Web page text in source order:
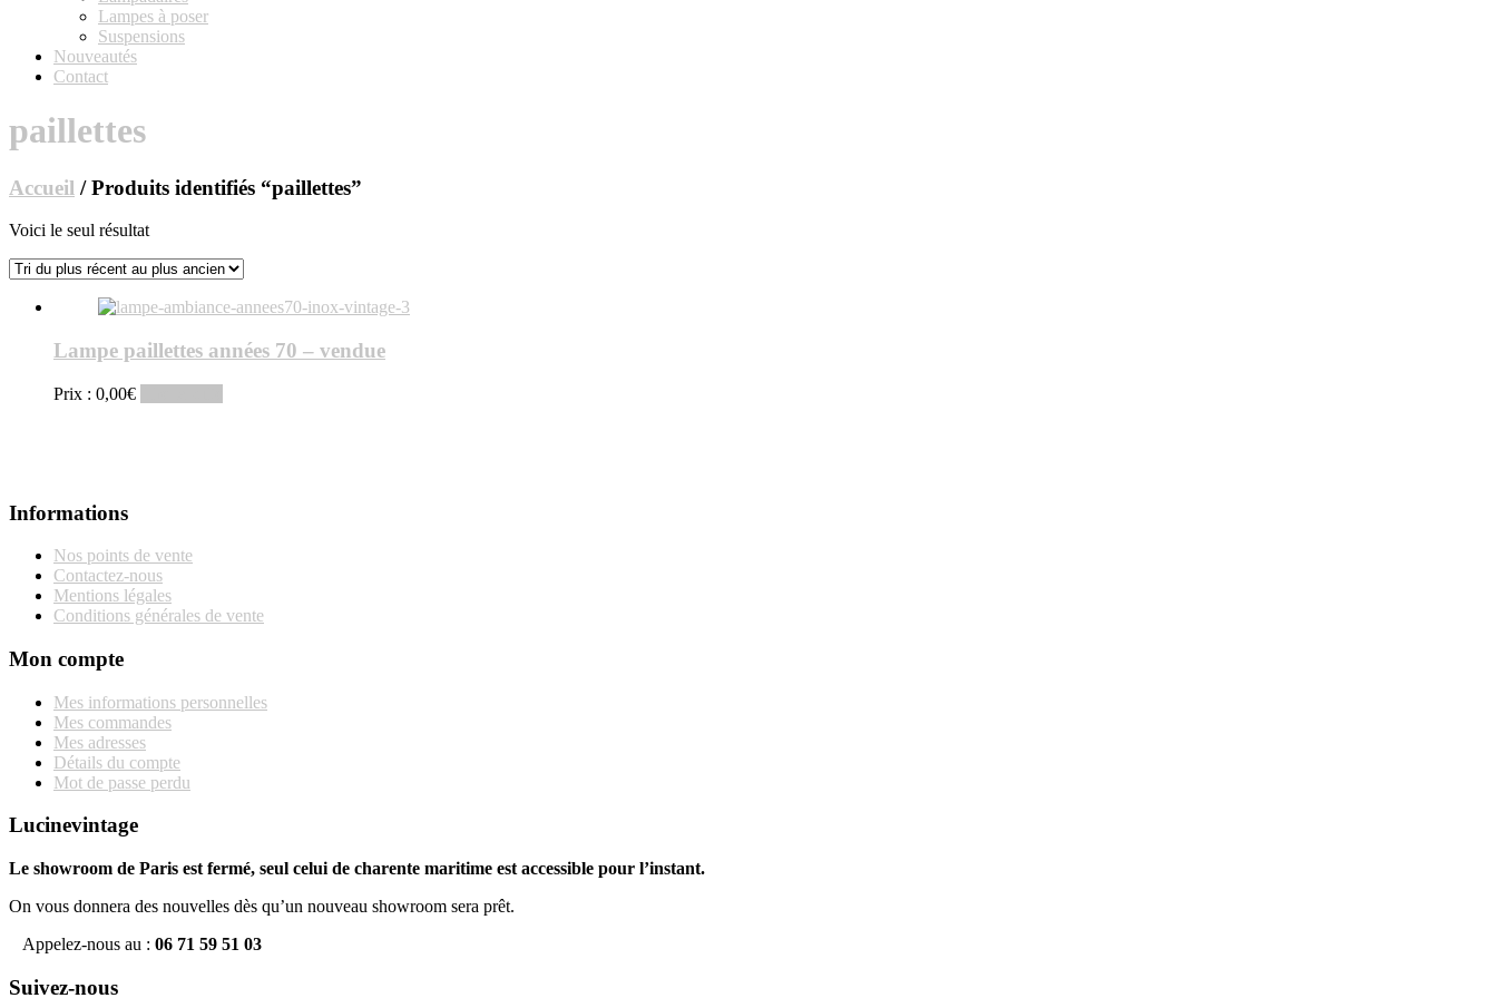
Lampes à poser
Suspensions
Nouveautés
Contact
paillettes
Accueil / Produits identifiés “paillettes”
Voici le seul résultat
Lampe paillettes années 70 – vendue
Prix : 0,00€
Informations
Nos points de vente
Contactez-nous
Mentions légales
Conditions générales de vente
Mon compte
Mes informations personnelles
Mes commandes
Mes adresses
Détails du compte
Mot de passe perdu
Lucinevintage
Le showroom de Paris est fermé, seul celui de charente maritime est accessible pour l’instant.
On vous donnera des nouvelles dès qu’un nouveau showroom sera prêt.
Appelez-nous au : 06 71 59 51 03
Suivez-nous